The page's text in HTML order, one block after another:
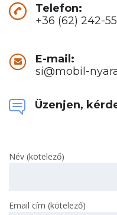
Telefon:
+36 (62) 242-
E-mail:
si@mobil-
Üzenjen,
Név (kötelező)
Email cím (kötelező)